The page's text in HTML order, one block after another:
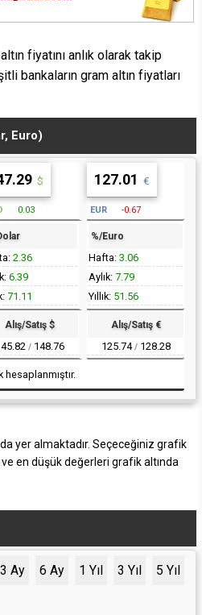
fiyatını anlık olarak takip
bankaların gram altın fiyatları
Euro)
0.03
127.01
EUR -0.67
2.36
6.39
71.11
%/Euro
Hafta: 3.06
Aylık: 7.79
Yıllık: 51.56
Alış/Satış $
/ 148.76
Alış/Satış €
125.74 / 128.28
hesaplanmıştır.
yer almaktadır. Seçeceğiniz grafik
en düşük değerleri grafik altında
3 Ay 6 Ay 1 Yıl 3 Yıl 5 Yıl